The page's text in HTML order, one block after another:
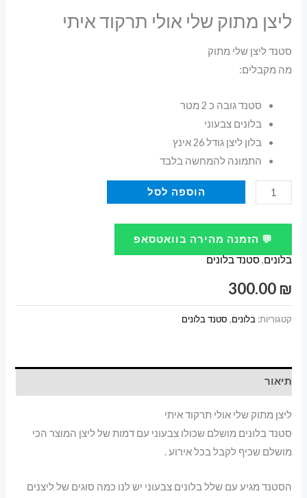
ליצן מתוק שלי אולי תרקוד איתי
סטנד ליצן שלי מתוק
מה מקבלים:
סטנד גובה כ 2 מטר
בלונים צבעוני
בלון ליצן גודל 26 אינץ
התמונה להמחשה בלבד
כמות
של
ליצן
מתוק
שלי
אולי
איתי
הוספה לסל
💬 הזמנה מהירה בוואטסאפ
בלונים, סטנד בלונים
300.00 ₪
קטגוריות: בלונים, סטנד בלונים
תיאור
ליצן מתוק שלי אולי תרקוד איתי
סטנד בלונים מושלם שכולו צבעוני עם דמות של ליצן המוצר הכי
מושלם שכיף לקבל בכל אירוע .
הסטנד מגיע עם שלל בלונים צבעוני יש לנו כמה סוגים של ליצנים